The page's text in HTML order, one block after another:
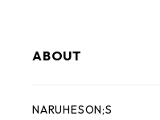
ABOUT
NARUHESON;S